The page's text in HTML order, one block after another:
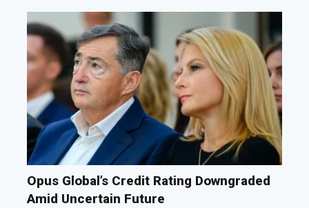
Opus Global’s Credit Rating Downgraded
Amid Uncertain Future